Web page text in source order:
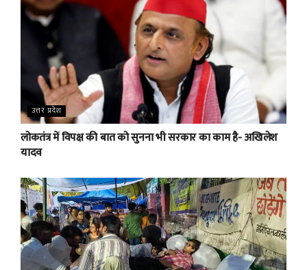
उत्तर प्रदेश
लोकतंत्र में विपक्ष की बात को सुनना भी सरकार का काम है- अखिलेश
यादव